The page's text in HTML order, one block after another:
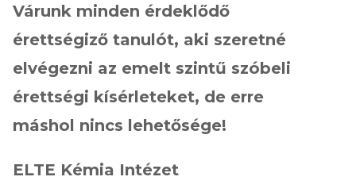
Várunk minden érdeklődő
érettségiző tanulót, aki szeretné
elvégezni az emelt szintű szóbeli
érettségi kísérleteket, de erre
máshol nincs lehetősége!
ELTE Kémia Intézet